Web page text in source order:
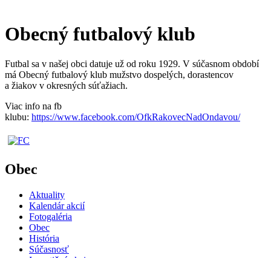
Obecný futbalový klub
Futbal sa v našej obci datuje už od roku 1929. V súčasnom období
má Obecný futbalový klub mužstvo dospelých, dorastencov
a žiakov v okresných súťažiach.
Viac info na fb
klubu: https://www.facebook.com/OfkRakovecNadOndavou/
Obec
Aktuality
Kalendár akcií
Fotogaléria
Obec
História
Súčasnosť